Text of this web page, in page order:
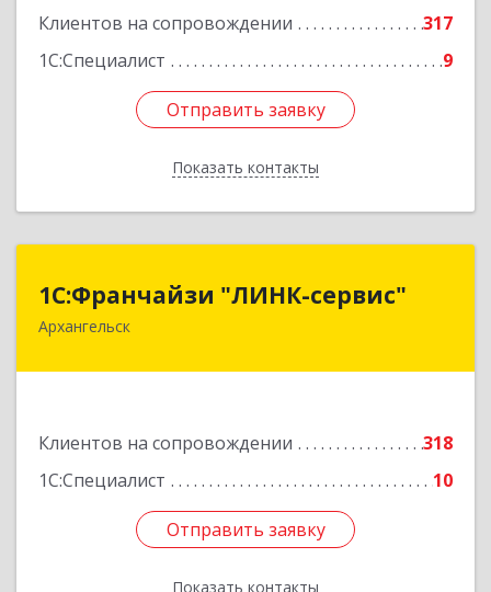
Клиентов на сопровождении
317
1С:Специалист
9
Отправить заявку
Показать контакты
Отправить заявку
Назад
1С:Франчайзи "ЛИНК-сервис"
Архангельск
Клиентов на сопровождении
318
1С:Специалист
10
Отправить заявку
Показать контакты
1С:Франчайзи "ЛИНК-сервис"
163000, Архангельская обл, Архангельск г,
Отправить заявку
Назад